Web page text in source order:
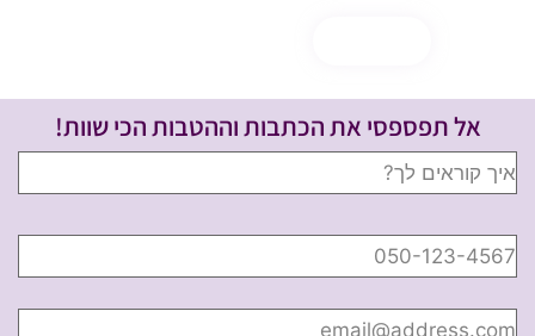
אל תפספסי את הכתבות וההטבות הכי שוות!